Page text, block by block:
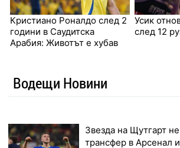
Кристиано Роналдо след 2
години в Саудитска
Арабия: Животът е хубав
Усик
след 12
Водещи Новини
Звезда на Щутгарт
трансфер в Арсенал